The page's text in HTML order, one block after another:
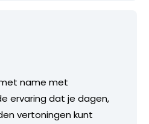
name met
ervaring dat je dagen,
vertoningen kunt